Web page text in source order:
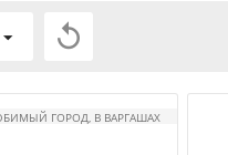

ГОРОД, В ВАРГАШАХ